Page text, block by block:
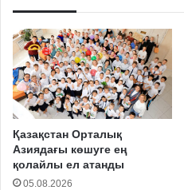
Қазақстан Орталық
Азиядағы көшуге ең
қолайлы ел атанды
05.08.2026